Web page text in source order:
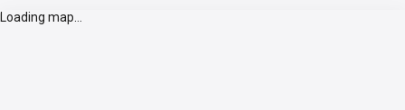
Loading map...